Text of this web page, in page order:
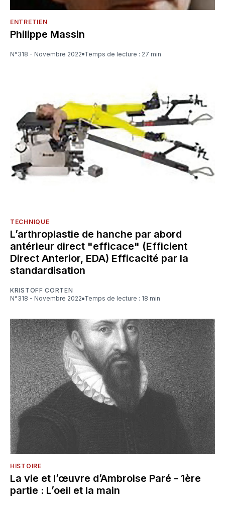
ENTRETIEN
Philippe Massin
N°318 - Novembre 2022 Temps de lecture : 27 min
TECHNIQUE
L’arthroplastie de hanche par abord
antérieur direct "efficace" (Efficient
Direct Anterior, EDA) Efficacité par la
standardisation
KRISTOFF CORTEN
N°318 - Novembre 2022
Temps de lecture : 18 min
HISTOIRE
La vie et l’œuvre d’Ambroise Paré - 1ère
partie : L’oeil et la main